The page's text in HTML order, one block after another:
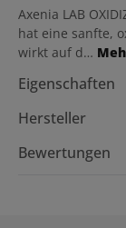
Axenia LAB
hat eine sanfte,
wirkt auf d…
Eigenschaften
Hersteller
Bewertungen